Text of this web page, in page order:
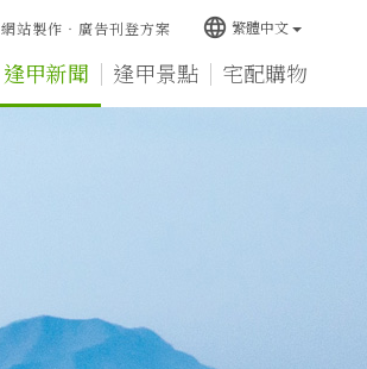
逢甲新聞 逢甲景點 宅配購物
網站製作‧廣告刊登方案 language 繁體中文